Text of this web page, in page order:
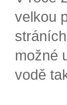
velkou
možné
vodě